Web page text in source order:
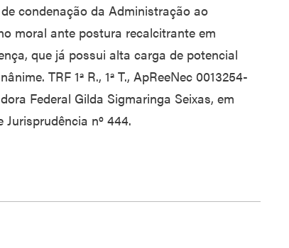
condenação da Administração ao
moral ante postura recalcitrante em
que já possui alta carga de potencial
TRF 1ª R., 1ª T., ApReeNec 0013254-
Federal Gilda Sigmaringa Seixas, em
nº 444.